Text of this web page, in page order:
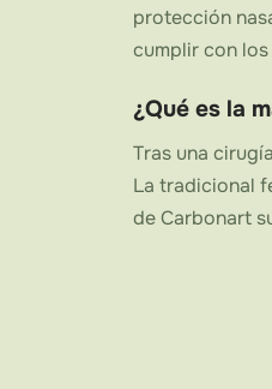
protección
cumplir con
¿Qué es la
Tras una
La tradicional
de Carbonart